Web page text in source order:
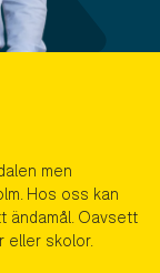
men
Hos oss kan
ändamål. Oavsett
eller skolor.